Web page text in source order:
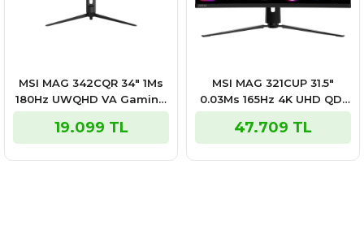
MSI MAG 342CQR 34″ 1Ms
180Hz UWQHD VA Gaming
Monitör
19.099 TL
MSI MAG 321CUP 31.5″
0.03Ms 165Hz 4K UHD QD-
OLED Adaptive Sync
Gaming Monitör
47.709 TL